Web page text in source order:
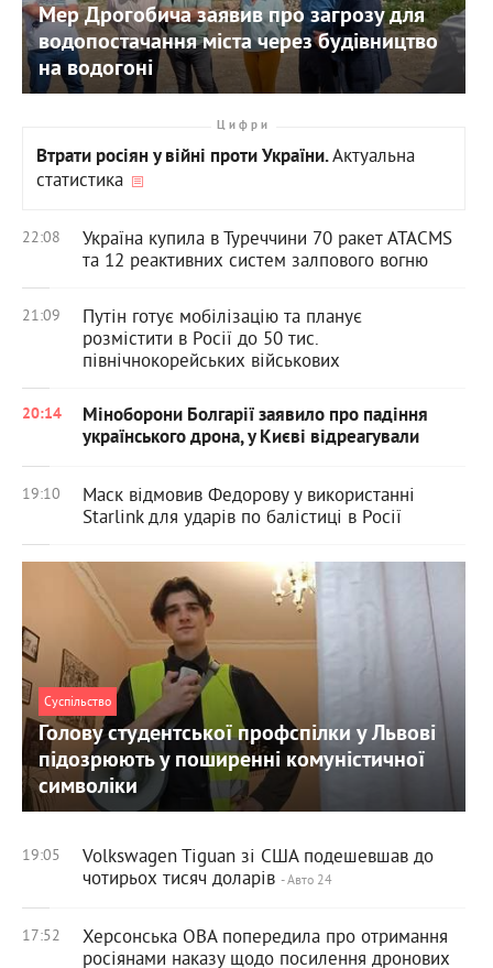
Мер Дрогобича заявив про загрозу для
водопостачання міста через будівництво
на водогоні
Цифри
Втрати росіян у війні проти України.Актуальна
статистика
22:08
Україна купила в Туреччини 70 ракет ATACMS
та 12 реактивних систем залпового вогню
21:09
Путін готує мобілізацію та планує
розмістити в Росії до 50 тис.
північнокорейських військових
20:14
Міноборони Болгарії заявило про падіння
українського дрона, у Києві відреагували
19:10
Маск відмовив Федорову у використанні
Starlink для ударів по балістиці в Росії
Суспільство
Голову студентської профспілки у Львові
підозрюють у поширенні комуністичної
символіки
19:05
Volkswagen Tiguan зі США подешевшав до
чотирьох тисяч доларів - Авто 24
17:52
Херсонська ОВА попередила про отримання
росіянами наказу щодо посилення дронових